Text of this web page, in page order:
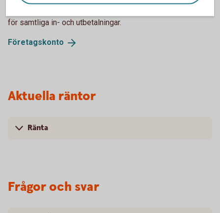
för samtliga in- och utbetalningar.
Företagskonto
Aktuella räntor
Ränta
Frågor och svar